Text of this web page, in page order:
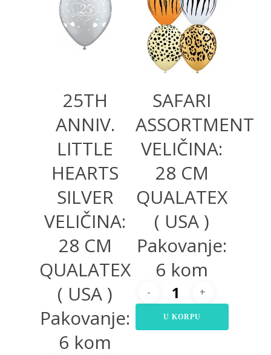
360,00RSD
25TH
ANNIV.
LITTLE
HEARTS
SILVER
VELIČINA:
28 CM
QUALATEX
( USA )
Pakovanje:
6 kom
360,00RSD
SAFARI
ASSORTMENT
VELIČINA:
28 CM
QUALATEX
( USA )
Pakovanje:
6 kom
U KORPU